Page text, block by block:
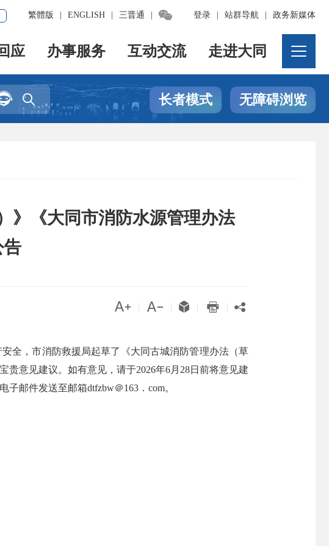
登录 站群导航 政务新媒体
繁體版 ENGLISH 三晋通 
应 办事服务 互动交流 走进大同
 长者模式 无障碍浏览
》《大同市消防水源管理办法
告
    
全，市消防救援局起草了《大同古城消防管理办法（草
意见建议。如有意见，请于2026年6月28日前将意见建
邮件发送至邮箱dtfzbw＠163．com。